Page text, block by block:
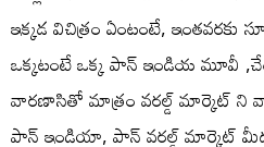
ఇక్కడ విచిత్రం ఏంటంటే, ఇంతవరకు
ఒక్కటంటే ఒక్క పాన్ ఇండియ మూవీ
వారణాసితో మాత్రం వరల్డ్ మార్కెట్ ని
పాన్ ఇండియా, పాన్ వరల్డ్ మార్కెట్ మీద